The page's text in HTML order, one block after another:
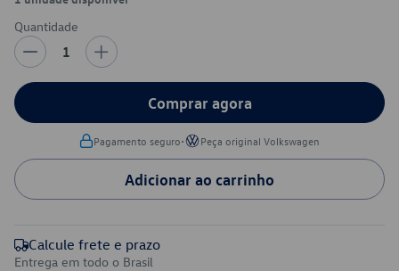
Quantidade
1
Comprar agora
Pagamento seguro• Peça original Volkswagen
Adicionar ao carrinho
Calcule frete e prazo
Entrega em todo o Brasil